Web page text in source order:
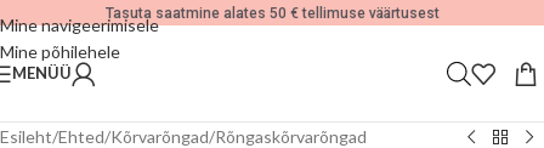
Mine navigeerimisele
Mine põhilehele
Tasuta saatmine alates 50 € tellimuse väärtusest
MENÜÜ
Esileht/Ehted/Kõrvarõngad/Rõngaskõrvarõngad